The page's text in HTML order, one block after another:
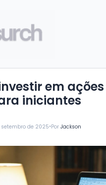
setembro de 2025•Por Jackson
em
iniciantes